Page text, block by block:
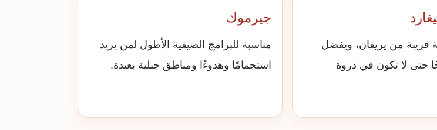
قريبة من يريفان، ويفضل
حتى لا تكون في ذروة
جيرموك
مناسبة للبرامج الصيفية الأطول لمن يريد
استجمامًا وهدوءًا ومناطق جبلية بعيدة.